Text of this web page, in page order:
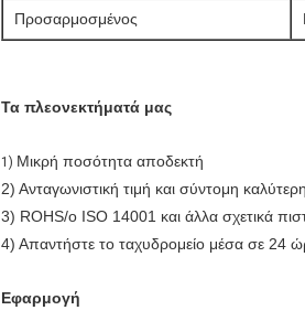
Προσαρμοσμένος
Τα πλεονεκτήματά μας
1) Μικρή ποσότητα αποδεκτή
2) Ανταγωνιστική τιμή και σύντομη
3) ROHS/ο ISO 14001 και άλλα σχετικά
4) Απαντήστε το ταχυδρομείο μέσα σε 24
Εφαρμογή